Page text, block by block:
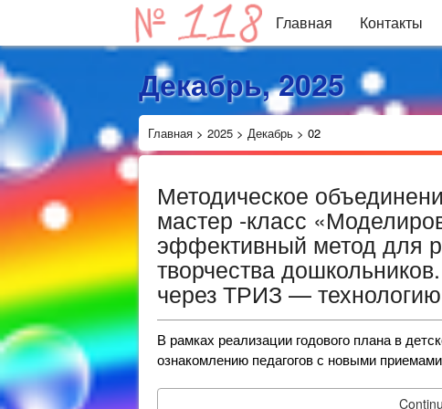
Главная Контакты
Декабрь, 2025
Главная > 2025 > Декабрь > 02
Методическое
мастер -класс
эффективный метод для
творчества
через ТРИЗ —
В рамках реализации годового плана в
ознакомлению педагогов с новыми